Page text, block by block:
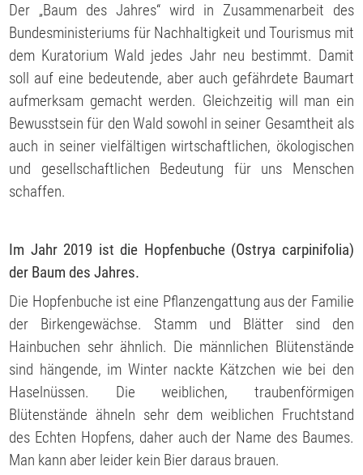
Der „Baum des Jahres“ wird in Zusammenarbeit des
Bundesministeriums für Nachhaltigkeit und Tourismus mit
dem Kuratorium Wald jedes Jahr neu bestimmt. Damit
soll auf eine bedeutende, aber auch gefährdete Baumart
aufmerksam gemacht werden. Gleichzeitig will man ein
Bewusstsein für den Wald sowohl in seiner Gesamtheit als
auch in seiner vielfältigen wirtschaftlichen, ökologischen
und gesellschaftlichen Bedeutung für uns Menschen
schaffen.
Im Jahr 2019 ist die Hopfenbuche (Ostrya carpinifolia)
der Baum des Jahres.
Die Hopfenbuche ist eine Pflanzengattung aus der Familie
der Birkengewächse. Stamm und Blätter sind den
Hainbuchen sehr ähnlich. Die männlichen Blütenstände
sind hängende, im Winter nackte Kätzchen wie bei den
Haselnüssen. Die weiblichen, traubenförmigen
Blütenstände ähneln sehr dem weiblichen Fruchtstand
des Echten Hopfens, daher auch der Name des Baumes.
Man kann aber leider kein Bier daraus brauen.